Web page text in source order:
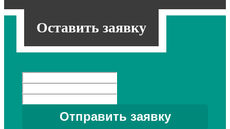
Оставить заявку